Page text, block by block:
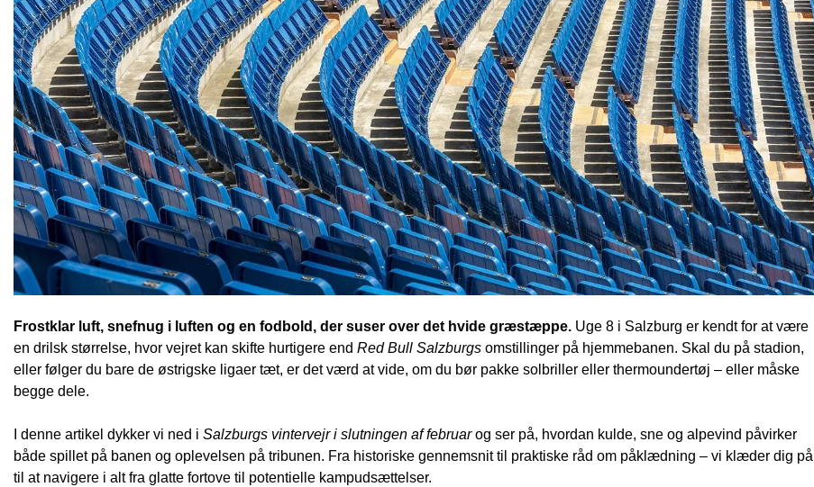
Frostklar luft, snefnug i luften og en fodbold, der suser over det hvide græstæppe. Uge 8 i Salzburg er kendt for at være
en drilsk størrelse, hvor vejret kan skifte hurtigere end Red Bull Salzburgs omstillinger på hjemmebanen. Skal du på stadion,
eller følger du bare de østrigske ligaer tæt, er det værd at vide, om du bør pakke solbriller eller thermoundertøj – eller måske
begge dele.
I denne artikel dykker vi ned i Salzburgs vintervejr i slutningen af februarog ser på, hvordan kulde, sne og alpevind påvirker
både spillet på banen og oplevelsen på tribunen. Fra historiske gennemsnit til praktiske råd om påklædning – vi klæder dig på
til at navigere i alt fra glatte fortove til potentielle kampudsættelser.